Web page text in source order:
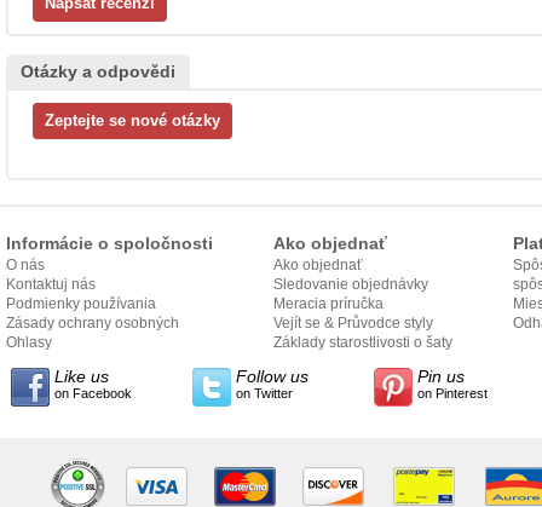
Otázky a odpovědi
Informácie o spoločnosti
O nás
Kontaktuj nás
Podmienky používania
Zásady ochrany osobných
údajov
Ohlasy
Ako objednať
Ako objednať
Sledovanie objednávky
Meracia príručka
Vejít se & Průvodce styly
Základy starostlivosti o šaty
Like us
on Facebook
Follow us
on Twitter
Pin us
on Pinterest